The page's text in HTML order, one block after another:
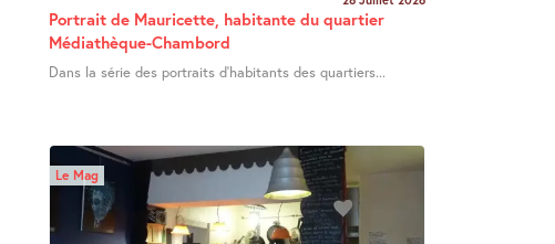
Portrait de Mauricette, habitante du quartier
Médiathèque-Chambord
Dans la série des portraits d’habitants des quartiers...
Le Mag